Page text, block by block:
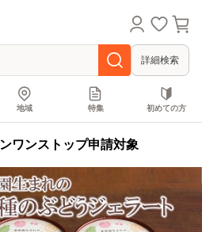
詳細検索
地域 特集 初めての方
ワンストップ申請対象